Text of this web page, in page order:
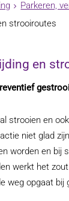
Parkeren,
strooiroutes
en
strooien en
niet glad
worden en bij
werkt het
weg opgaat bij